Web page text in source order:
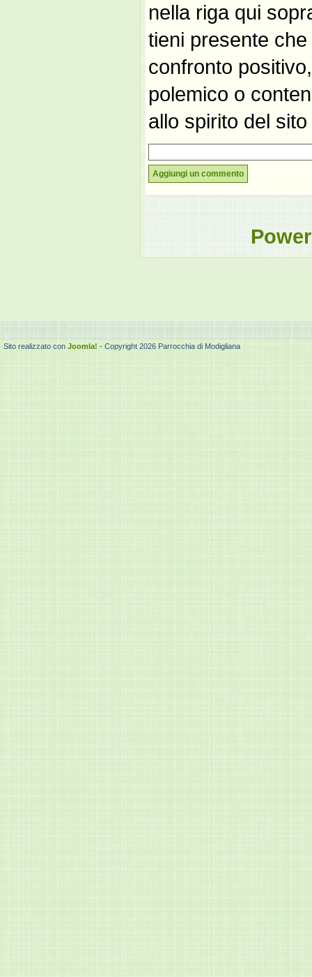
nella riga qui
tieni presente
confronto
polemico o
allo spirito del
Aggiungi un commento
Sito realizzato con Joomla! - Copyright 2026 Parrocchia di Modigliana